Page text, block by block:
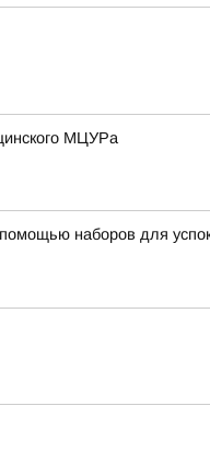
МЦУРа
наборов для